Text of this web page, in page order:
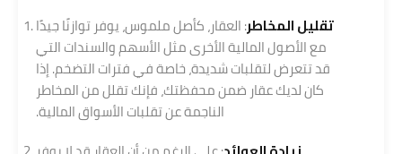
تقليل المخاطر: العقار، كأصل ملموس، يوفر توازنًا جيدًا
مع الأصول المالية الأخرى مثل الأسهم والسندات التي
قد تتعرض لتقلبات شديدة، خاصة في فترات التضخم. إذا
كان لديك عقار ضمن محفظتك، فإنك تقلل من المخاطر
الناجمة عن تقلبات الأسواق المالية.